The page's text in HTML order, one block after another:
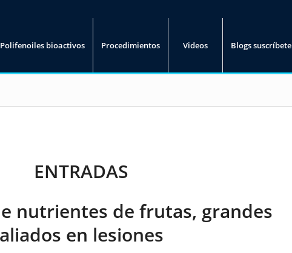
Polifenoiles bioactivos Procedimientos Videos Blogs suscríbete
ENTRADAS
nutrientes de frutas, grandes
aliados en lesiones